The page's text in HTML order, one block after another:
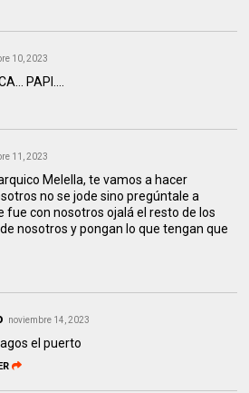
10, 2023
PAPI....
11, 2023
Melella, te vamos a hacer
no se jode sino pregúntale a
fue con nosotros ojalá el resto de los
nosotros y pongan lo que tengan que
noviembre 14, 2023
el puerto